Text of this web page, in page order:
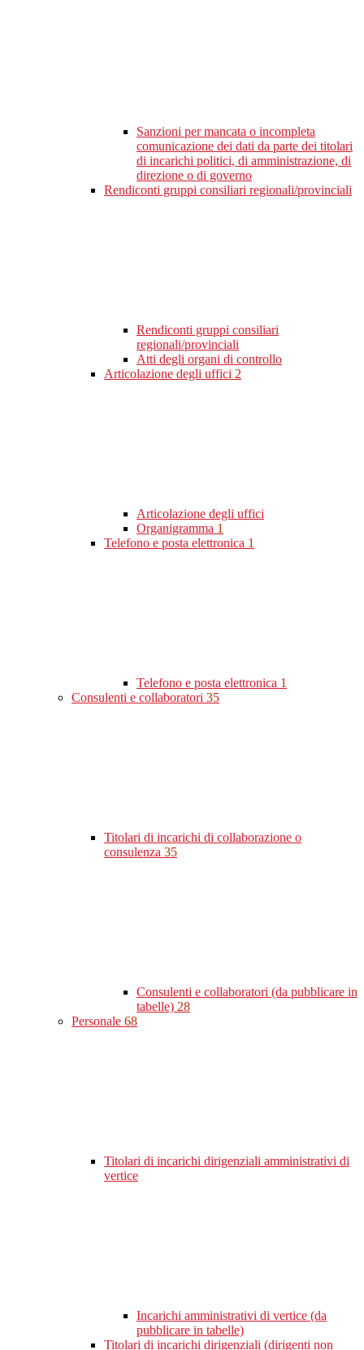
Sanzioni per mancata o incompleta
comunicazione dei dati da parte dei titolari
di incarichi politici, di amministrazione, di
direzione o di governo
Rendiconti gruppi consiliari regionali/provinciali
Rendiconti gruppi consiliari
regionali/provinciali
Atti degli organi di controllo
Articolazione degli uffici 2
Articolazione degli uffici
Organigramma 1
Telefono e posta elettronica 1
Telefono e posta elettronica 1
Consulenti e collaboratori 35
Titolari di incarichi di collaborazione o
consulenza 35
Consulenti e collaboratori (da pubblicare in
tabelle) 28
Personale 68
Titolari di incarichi dirigenziali amministrativi di
vertice
Incarichi amministrativi di vertice (da
pubblicare in tabelle)
Titolari di incarichi dirigenziali (dirigenti non